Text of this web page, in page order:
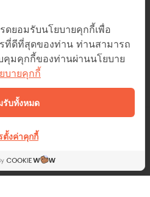
ทางโทรศัพท์
7000
เพาเวอร์บาย
โรบินสันไลฟ์สไตล์
ดยอมรับนโยบายคุกกี้เพื่อ
ที่ดีที่สุดของท่าน ท่านสามารถ
คุมคุกกี้ของท่านผ่านนโยบาย
บายคุกกี้
รับทั้งหมด
ตั้งค่าคุกกี้